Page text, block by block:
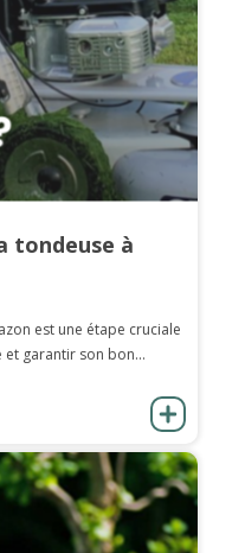
tondeuse à
est une étape cruciale
garantir son bon...